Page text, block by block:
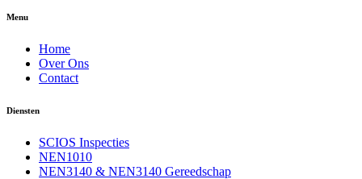
Menu
Home
Over Ons
Contact
Diensten
SCIOS Inspecties
NEN1010
NEN3140 & NEN3140 Gereedschap